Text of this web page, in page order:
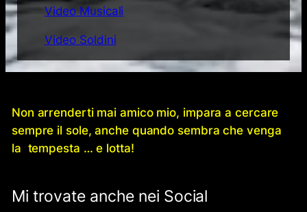
Video Musicali
Video Soldini
Non arrenderti mai amico mio, impara a cercare
sempre il sole, anche quando sembra che venga
la tempesta … e lotta!
Mi trovate anche nei Social